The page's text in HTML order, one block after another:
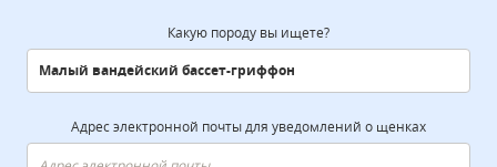
Какую породу вы ищете?
Адрес электронной почты для уведомлений о щенках